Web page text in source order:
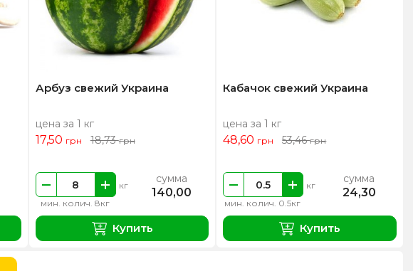
Арбуз свежий Украина
цена за 1 кг
17,50 грн 18,73грн
мин. колич. 8кг
кг сумма
140,00
Купить
Кабачок свежий Украина
цена за 1 кг
48,60 грн 53,46грн
мин. колич. 0.5кг
кг сумма
24,30
Купить